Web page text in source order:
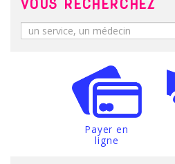
VOUS RECHERCHEZ
Payer en
ligne